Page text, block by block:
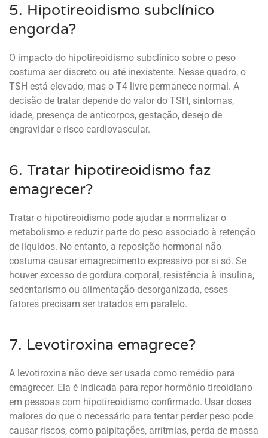
5. Hipotireoidismo subclínico
engorda?
O impacto do hipotireoidismo subclínico sobre o peso
costuma ser discreto ou até inexistente. Nesse quadro, o
TSH está elevado, mas o T4 livre permanece normal. A
decisão de tratar depende do valor do TSH, sintomas,
idade, presença de anticorpos, gestação, desejo de
engravidar e risco cardiovascular.
6. Tratar hipotireoidismo faz
emagrecer?
Tratar o hipotireoidismo pode ajudar a normalizar o
metabolismo e reduzir parte do peso associado à retenção
de líquidos. No entanto, a reposição hormonal não
costuma causar emagrecimento expressivo por si só. Se
houver excesso de gordura corporal, resistência à insulina,
sedentarismo ou alimentação desorganizada, esses
fatores precisam ser tratados em paralelo.
7. Levotiroxina emagrece?
A levotiroxina não deve ser usada como remédio para
emagrecer. Ela é indicada para repor hormônio tireoidiano
em pessoas com hipotireoidismo confirmado. Usar doses
maiores do que o necessário para tentar perder peso pode
causar riscos, como palpitações, arritmias, perda de massa